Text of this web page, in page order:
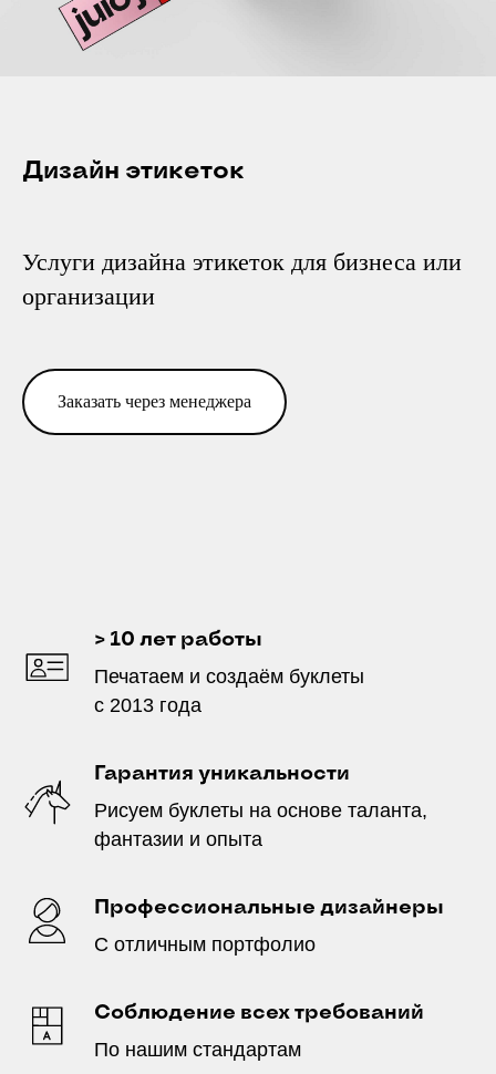
Дизайн этикеток
Услуги дизайна этикеток для бизнеса или
организации
Заказать через менеджера
> 10 лет работы
Печатаем и создаём буклеты
с 2013 года
Гарантия уникальности
Рисуем буклеты на основе таланта,
фантазии и опыта
Профессиональные дизайнеры
С отличным портфолио
Соблюдение всех требований
По нашим стандартам